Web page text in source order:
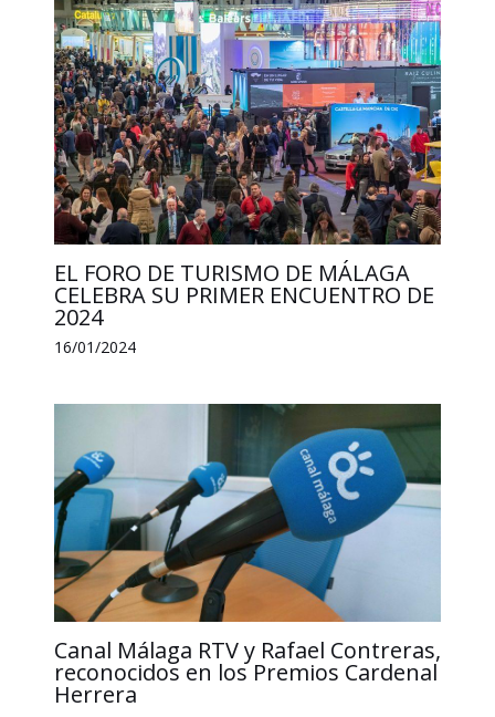
EL FORO DE TURISMO DE MÁLAGA
CELEBRA SU PRIMER ENCUENTRO DE
2024
16/01/2024
Canal Málaga RTV y Rafael Contreras,
reconocidos en los Premios Cardenal
Herrera